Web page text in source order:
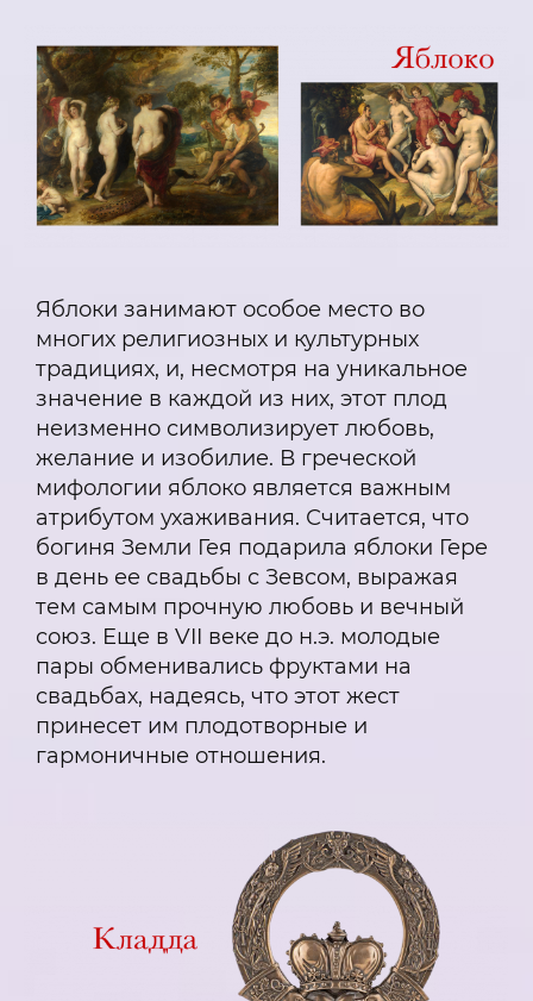
Яблоки занимают особое место во
многих религиозных и культурных
традициях, и, несмотря на уникальное
значение в каждой из них, этот плод
неизменно символизирует любовь,
желание и изобилие. В греческой
мифологии яблоко является важным
атрибутом ухаживания. Считается, что
богиня Земли Гея подарила яблоки Гере
в день ее свадьбы с Зевсом, выражая
тем самым прочную любовь и вечный
союз. Еще в VII веке до н.э. молодые
пары обменивались фруктами на
свадьбах, надеясь, что этот жест
принесет им плодотворные и
гармоничные отношения.